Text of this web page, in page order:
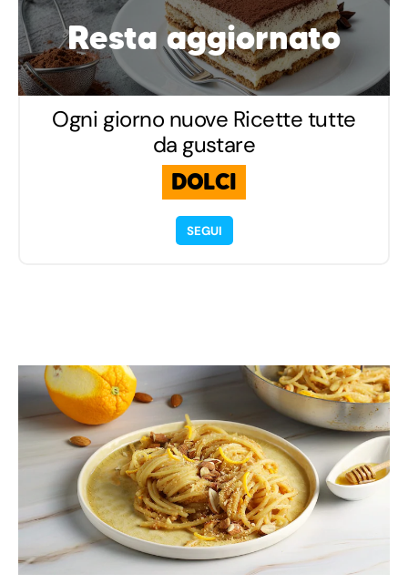
Resta aggiornato
Ogni giorno nuove Ricette tutte
da gustare
DOLCI
SEGUI